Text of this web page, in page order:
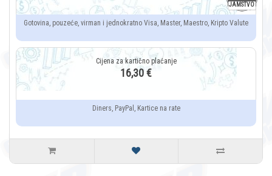
JAMSTVO
Gotovina, pouzeće, virman i jednokratno Visa, Master, Maestro, Kripto Valute
16,30 €
Diners, PayPal, Kartice na rate